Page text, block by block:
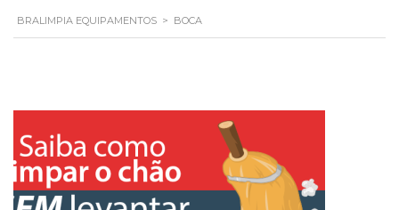
BRALIMPIA EQUIPAMENTOS > BOCA